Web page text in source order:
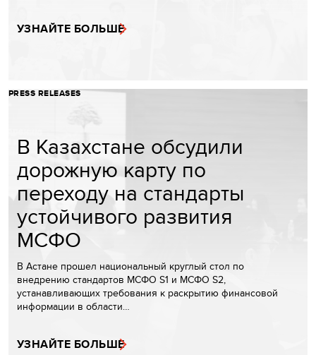
УЗНАЙТЕ БОЛЬШЕ
PRESS RELEASES
В Казахстане обсудили
дорожную карту по
переходу на стандарты
устойчивого развития
МСФО
В Астане прошел национальный круглый стол по
внедрению стандартов МСФО S1 и МСФО S2,
устанавливающих требования к раскрытию финансовой
информации в области…
УЗНАЙТЕ БОЛЬШЕ